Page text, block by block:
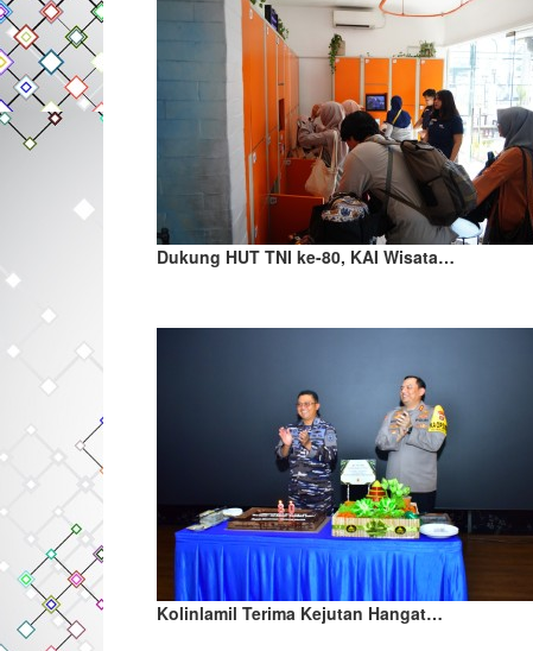
Dukung HUT TNI ke-80, KAI Wisata…
Kolinlamil Terima Kejutan Hangat…